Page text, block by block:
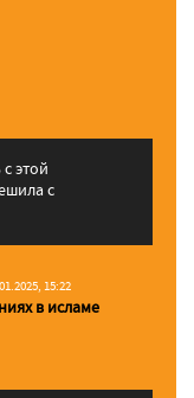
этой
с
15:22
в исламе